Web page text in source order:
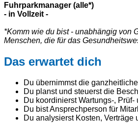
Fuhrparkmanager (alle*)
- in Vollzeit -
*Komm wie du bist - unabhängig von
Menschen, die für das
Das erwartet dich
Du übernimmst die
Du planst und steuerst die
Du koordinierst Wartungs-,
Du bist Ansprechperson für
Du analysierst Kosten,